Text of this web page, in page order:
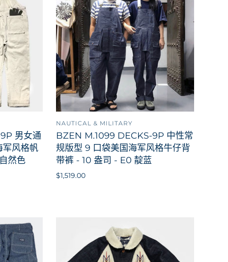
男女通
军风格帆
然色
NAUTICAL & MILITARY
BZEN M.1099 DECKS-9P 中性常
规版型 9 口袋美国海军风格牛仔背
带裤 - 10 盎司 - E0 靛蓝
$1,519.00